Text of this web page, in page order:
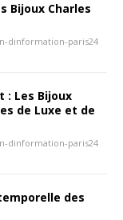
Bijoux Charles
dinformation-paris24
: Les Bijoux
de Luxe et de
dinformation-paris24
des